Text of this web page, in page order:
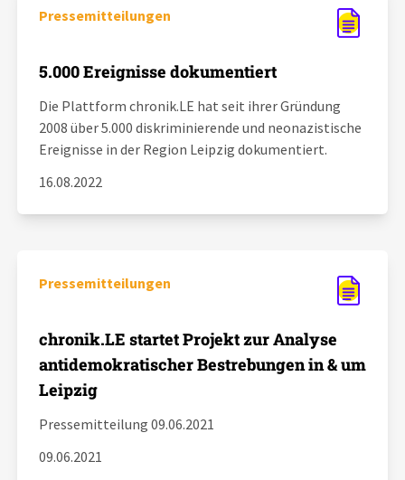
Pressemitteilungen
5.000 Ereignisse dokumentiert
Die Plattform chronik.LE hat seit ihrer Gründung
2008 über 5.000 diskriminierende und neonazistische
Ereignisse in der Region Leipzig dokumentiert.
16.08.2022
Pressemitteilungen
chronik.LE startet Projekt zur Analyse
antidemokratischer Bestrebungen in & um
Leipzig
Pressemitteilung 09.06.2021
09.06.2021